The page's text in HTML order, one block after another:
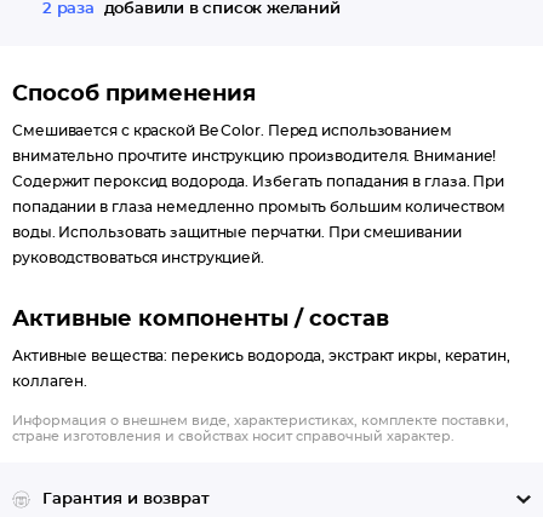
2 раза добавили в список желаний
Способ применения
Смешивается с краской Be Сolor. Перед использованием
внимательно прочтите инструкцию производителя. Внимание!
Содержит пероксид водорода. Избегать попадания в глаза. При
попадании в глаза немедленно промыть большим количеством
воды. Использовать защитные перчатки. При смешивании
руководствоваться инструкцией.
Активные компоненты / состав
Активные вещества: перекись водорода, экстракт икры, кератин,
коллаген.
Информация о внешнем виде, характеристиках, комплекте поставки,
стране изготовления и свойствах носит справочный характер.
Гарантия и возврат